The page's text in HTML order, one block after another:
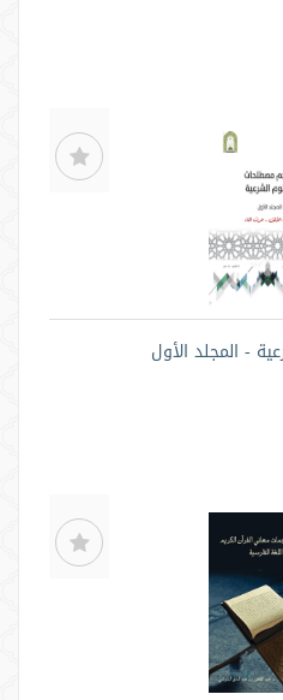
- المجلد الأول